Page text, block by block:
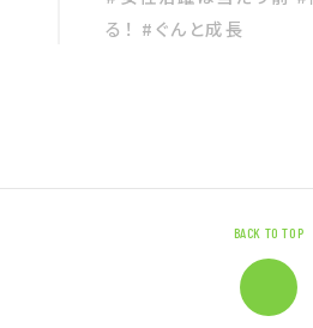
る！ #ぐんと成長
BACK TO TOP